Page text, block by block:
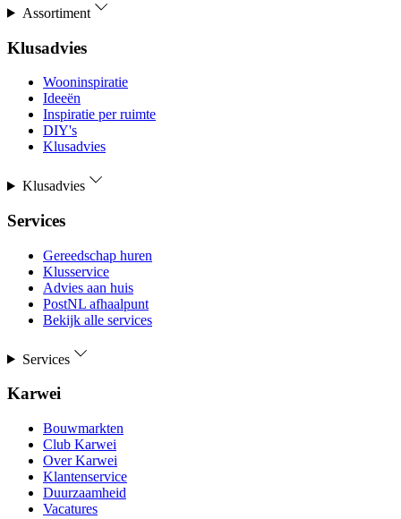
Assortiment
Klusadvies
Wooninspiratie
Ideeën
Inspiratie per ruimte
DIY's
Klusadvies
Klusadvies
Services
Gereedschap huren
Klusservice
Advies aan huis
PostNL afhaalpunt
Bekijk alle services
Services
Karwei
Bouwmarkten
Club Karwei
Over Karwei
Klantenservice
Duurzaamheid
Vacatures